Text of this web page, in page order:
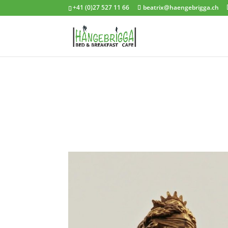
+41 (0)27 527 11 66 beatrix@haengebrigga.ch